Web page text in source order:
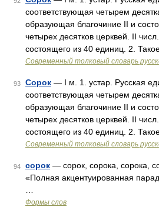
соответствующая четырем
образующая благочиние II и
четырех десятков церквей. II
состоящего из 40 единиц. 2.
Современный толковый словарь
93 Сорок — I м. 1. устар. Русская
соответствующая четырем
образующая благочиние II и
четырех десятков церквей. II
состоящего из 40 единиц. 2.
Современный толковый словарь
94 сорок — сорок, сорока, сорока,
«Полная акцентуированная
Формы слов